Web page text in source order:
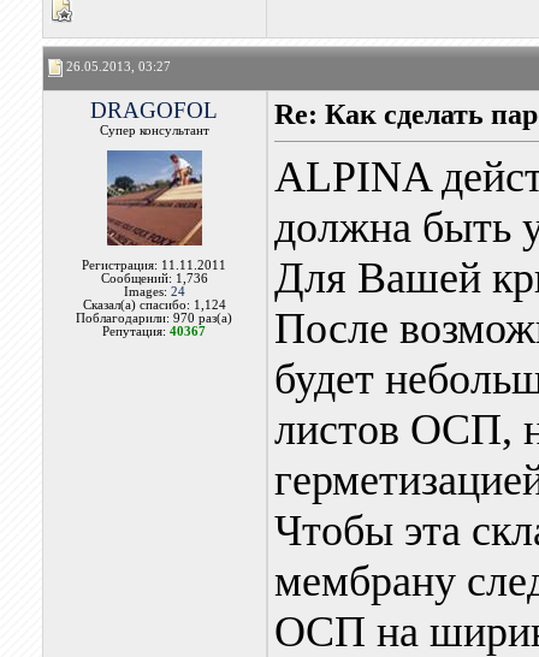
26.05.2013, 03:27
DRAGOFOL
Супер консультант
Регистрация: 11.11.2011
Сообщений: 1,736
Images: 24
Сказал(а) спасибо: 1,124
Поблагодарили: 970 раз(а)
Репутация:40367
Re: Как сделать
ALPINA
должна быть
Для Вашей
После
будет
листов ОСП,
Чтобы эта
мембрану
ОСП на